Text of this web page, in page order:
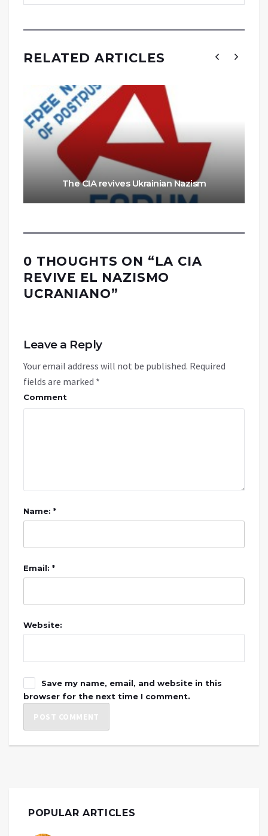
RELATED ARTICLES
The CIA revives Ukrainian Nazism
0 THOUGHTS ON “LA CIA
REVIVE EL NAZISMO
UCRANIANO”
Leave a Reply
Your email address will not be published. Required
fields are marked *
Comment
Name: *
Email: *
Website:
Save my name, email, and website in this
browser for the next time I comment.
POPULAR ARTICLES